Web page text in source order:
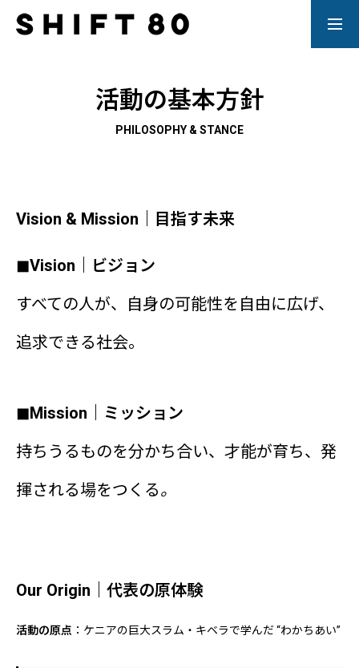
お知らせ
寄付をする
サイトポリシー・規約
お問い合わせ
活動の基本方針
PHILOSOPHY & STANCE
Vision & Mission｜目指す未来
◼︎Vision｜ビジョン
すべての人が、自身の可能性を自由に広げ、
追求できる社会。
◼︎Mission｜ミッション
持ちうるものを分かち合い、才能が育ち、発
揮される場をつくる。
Our Origin｜代表の原体験
活動の原点 ：ケニアの巨大スラム・キベラで学んだ “わかちあい”